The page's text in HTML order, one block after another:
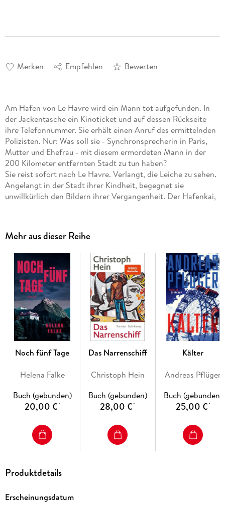
Merken Empfehlen Bewerten
Am Hafen von Le Havre wird ein Mann tot aufgefunden. In
der Jackentasche ein Kinoticket und auf dessen Rückseite
ihre Telefonnummer. Sie erhält einen Anruf des ermittelnden
Polizisten. Nur: Was soll sie - Synchronsprecherin in Paris,
Mutter und Ehefrau - mit diesem ermordeten Mann in der
200 Kilometer entfernten Stadt zu tun haben?
Sie reist sofort nach Le Havre. Verlangt, die Leiche zu sehen.
Angelangt in der Stadt ihrer Kindheit, begegnet sie
unwillkürlich den Bildern ihrer Vergangenheit. Der Hafenkai,
Jugendliebe ist, die damals von heute auf morgen wie vom
Erdboden verschwunden war?
Ein mysteriöser Tod, eine Spurensuche an den Orten der
Jugend und eine Hafenstadt, in der Vergangenheit und
Gegenwart miteinander verschwimmen. In ihrem literarischen
psychologischen ThrillerBrandungverwandelt Maylis de
Kerangal einen Kriminalfall in einen Schauplatz innerlichen
Aufruhrs und biografischer Erkundungen.
Mehr aus dieser Reihe
Noch fünf Tage
Helena Falke
Buch (gebunden)
20,00 €*
Das Narrenschiff
Christoph Hein
Buch (gebunden)
28,00 €*
Kälter
Andreas Pflüger
Buch (gebunden)
25,00 €*
Produktdetails
Erscheinungsdatum